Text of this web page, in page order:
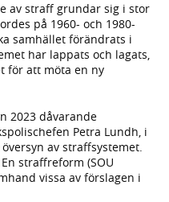
av straff grundar sig i stor
på 1960- och 1980-
samhället förändrats i
har lappats och lagats,
för att möta en ny
2023 dåvarande
Petra Lundh, i
av straffsystemet.
straffreform (SOU
vissa av förslagen i